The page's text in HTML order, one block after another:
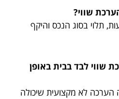
שווי?
תלוי בסוג הנכס והיקף
שווי לבד בבית באופן
הערכה לא מקצועית שיכולה